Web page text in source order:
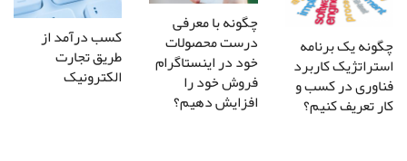
چگونه یک برنامه
استراتژیک کاربرد
فناوری در کسب و
کار تعریف کنیم؟
چگونه با معرفی
درست محصولات
خود در اینستاگرام
فروش خود را
افزایش دهیم؟
کسب درآمد از
طریق تجارت
الکترونیک